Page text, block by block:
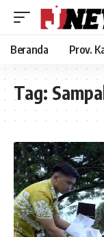
Beranda Prov.
Tag: